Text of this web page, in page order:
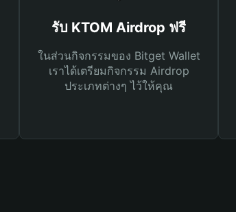
รับ KTOM Airdrop ฟรี
ในส่วนกิจกรรมของ Bitget Wallet
เราได้เตรียมกิจกรรม Airdrop
ประเภทต่างๆ ไว้ให้คุณ